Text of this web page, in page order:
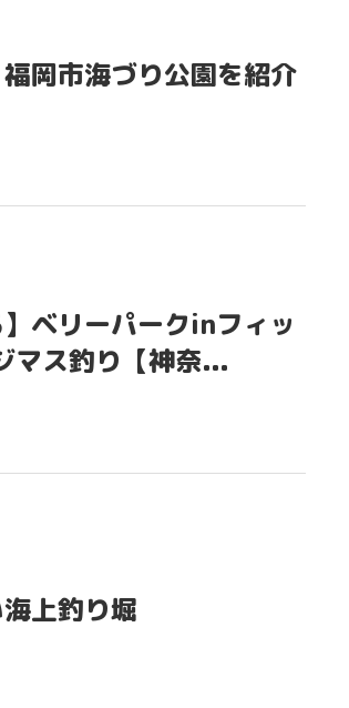
How to GOOD
& TOPICS
CONTACT
岡市海づり公園を紹介
ベリーパークinフィッ
マス釣り【神奈...
上釣り堀